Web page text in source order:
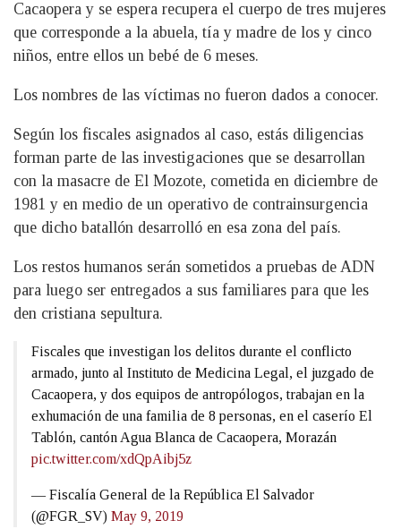
Cacaopera y se espera recupera el cuerpo de tres mujeres
que corresponde a la abuela, tía y madre de los y cinco
niños, entre ellos un bebé de 6 meses.
Los nombres de las víctimas no fueron dados a conocer.
Según los fiscales asignados al caso, estás diligencias
forman parte de las investigaciones que se desarrollan
con la masacre de El Mozote, cometida en diciembre de
1981 y en medio de un operativo de contrainsurgencia
que dicho batallón desarrolló en esa zona del país.
Los restos humanos serán sometidos a pruebas de ADN
para luego ser entregados a sus familiares para que les
den cristiana sepultura.
Fiscales que investigan los delitos durante el conflicto
armado, junto al Instituto de Medicina Legal, el juzgado de
Cacaopera, y dos equipos de antropólogos, trabajan en la
exhumación de una familia de 8 personas, en el caserío El
Tablón, cantón Agua Blanca de Cacaopera, Morazán
pic.twitter.com/xdQpAibj5z
— Fiscalía General de la República El Salvador
(@FGR_SV) May 9, 2019